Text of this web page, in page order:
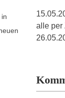
alle per